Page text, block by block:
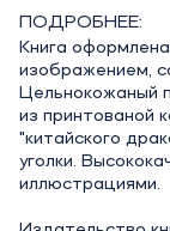
ПОДРОБНЕЕ:
Книга
изображением,
Цельнокожаный
из принтованой
"китайского
уголки.
иллюстрациями.